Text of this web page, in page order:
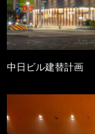
中日ビル建替計画